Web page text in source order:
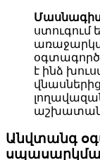
ստուգում
է ինձ
Անվտանգ